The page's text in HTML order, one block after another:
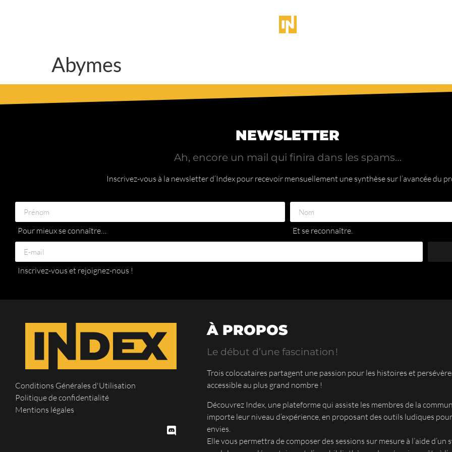
Abymes
NEWSLETTER
Ah, encore un mail qui finira dans les spams…
Inscrivez-vous à la newsletter d’Index pour recevoir mensuellement une synthèse sur l’avancée du
Pour mieux se connaître… Et se reconnaître.
Inscrivez-vous et rejoignez-nous !
Conditions Générales d'Utilisation
Politique de confidentialité
Mentions légales
À PROPOS
Le début d’une fascination !
Trois colocataires partagent une passion pour les histoires et
accessible au plus grand nombre !
Découvrez Index, une plateforme qui assiste les membres de la
importe leur niveau d’expérience, en proposant des outils ludiques
envies.
Elle vous permettra de composer des sessions sur mesure à l’aide d’un